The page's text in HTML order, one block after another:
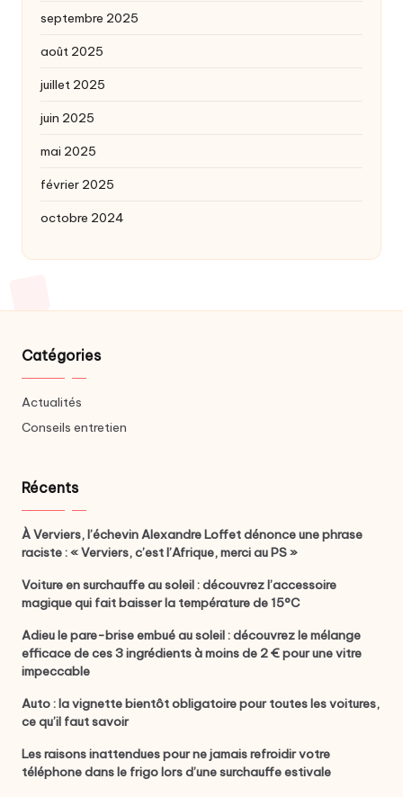
septembre 2025
août 2025
juillet 2025
juin 2025
mai 2025
février 2025
octobre 2024
Catégories
Actualités
Conseils entretien
Récents
À Verviers, l’échevin Alexandre Loffet dénonce une phrase
raciste : « Verviers, c’est l’Afrique, merci au PS »
Voiture en surchauffe au soleil : découvrez l’accessoire
magique qui fait baisser la température de 15°C
Adieu le pare-brise embué au soleil : découvrez le mélange
efficace de ces 3 ingrédients à moins de 2 € pour une vitre
impeccable
Auto : la vignette bientôt obligatoire pour toutes les voitures,
ce qu’il faut savoir
Les raisons inattendues pour ne jamais refroidir votre
téléphone dans le frigo lors d’une surchauffe estivale